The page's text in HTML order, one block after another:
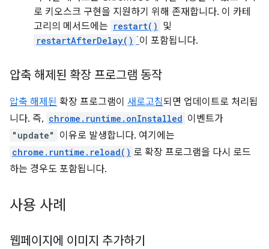
로 키오스크 구현을 지원하기 위해 존재합니다. 이 카테
고리의 메서드에는 restart() 및
restartAfterDelay() `이 포함됩니다.
압축 해제된 확장 프로그램 동작
압축 해제된 확장 프로그램이 새로고침되면 업데이트로 처리됩
니다. 즉, chrome.runtime.onInstalled 이벤트가
"update" 이유로 발생합니다. 여기에는
chrome.runtime.reload() 로 확장 프로그램을 다시 로드
하는 경우도 포함됩니다.
사용 사례
웹페이지에 이미지 추가하기